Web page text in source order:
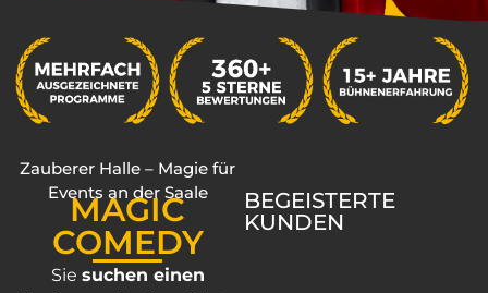
Zauberer Halle – Magie für
Events an der Saale
MAGIC
COMEDY
Sie suchen einen
BEGEISTERTE
KUNDEN